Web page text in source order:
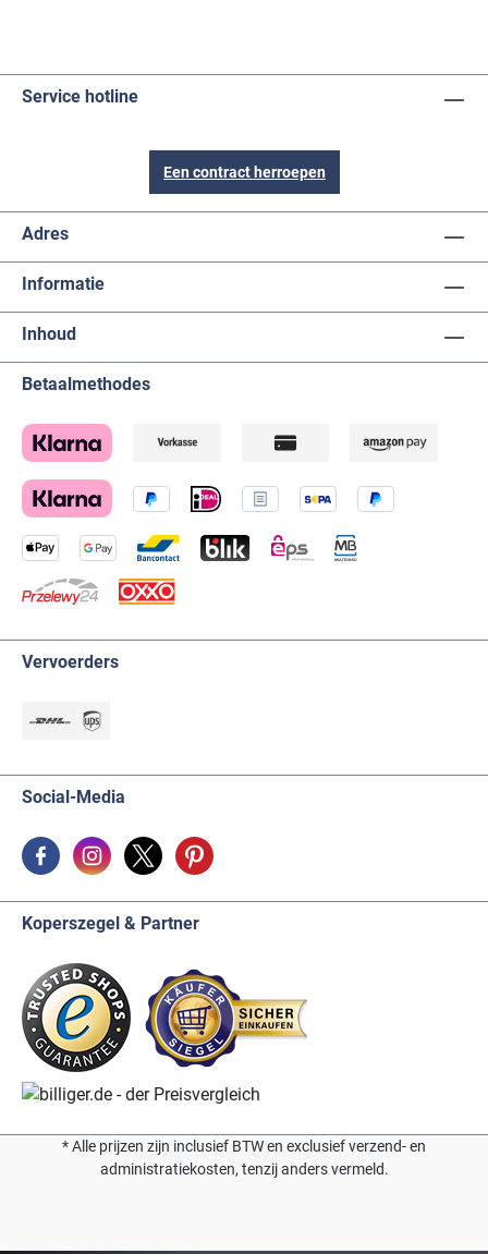
Service hotline
Een contract herroepen
Adres
Informatie
Inhoud
Betaalmethodes
Vervoerders
Social-Media
Koperszegel & Partner
* Alle prijzen zijn inclusief BTW en exclusief verzend- en
administratiekosten, tenzij anders vermeld.